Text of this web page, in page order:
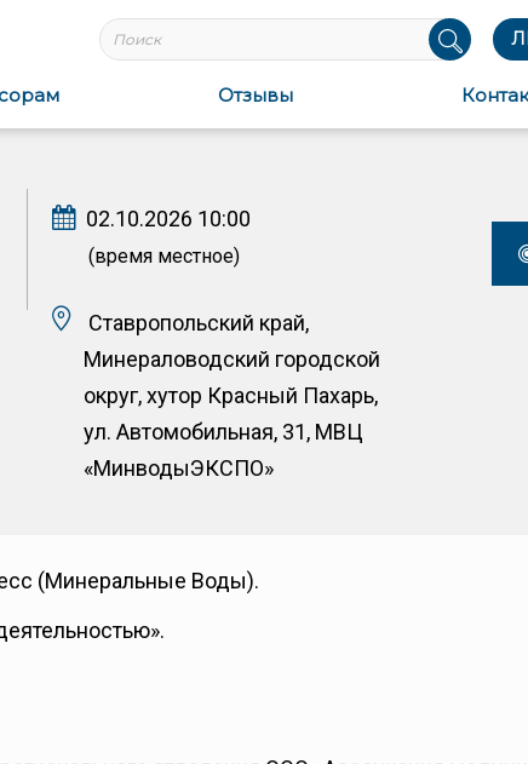
Отзывы
02.10.2026 10:00
(время местное)
Ставропольский край,
Минераловодский городской
округ, хутор Красный Пахарь,
ул. Автомобильная, 31, МВЦ
«МинводыЭКСПО»
(Минеральные Воды).